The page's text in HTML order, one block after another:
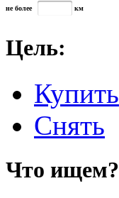
не более км
Цель:
Купить
Снять
Что ищем?